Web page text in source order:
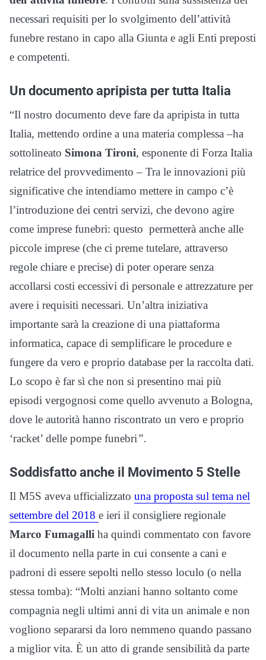
necessari requisiti per lo svolgimento dell’attività
funebre restano in capo alla Giunta e agli Enti preposti
e competenti.
Un documento apripista per tutta Italia
“Il nostro documento deve fare da apripista in tutta
Italia, mettendo ordine a una materia complessa –ha
sottolineato Simona Tironi, esponente di Forza Italia
relatrice del provvedimento – Tra le innovazioni più
significative che intendiamo mettere in campo c’è
l’introduzione dei centri servizi, che devono agire
come imprese funebri: questo permetterà anche alle
piccole imprese (che ci preme tutelare, attraverso
regole chiare e precise) di poter operare senza
accollarsi costi eccessivi di personale e attrezzature per
avere i requisiti necessari. Un’altra iniziativa
importante sarà la creazione di una piattaforma
informatica, capace di semplificare le procedure e
fungere da vero e proprio database per la raccolta dati.
Lo scopo è far sì che non si presentino mai più
episodi vergognosi come quello avvenuto a Bologna,
dove le autorità hanno riscontrato un vero e proprio
‘racket’ delle pompe funebri”.
Soddisfatto anche il Movimento 5 Stelle
Il M5S aveva ufficializzato una proposta sul tema nel
settembre del 2018 e ieri il consigliere regionale
Marco Fumagalli ha quindi commentato con favore
il documento nella parte in cui consente a cani e
padroni di essere sepolti nello stesso loculo (o nella
stessa tomba): “Molti anziani hanno soltanto come
compagnia negli ultimi anni di vita un animale e non
vogliono separarsi da loro nemmeno quando passano
a miglior vita. È un atto di grande sensibilità da parte